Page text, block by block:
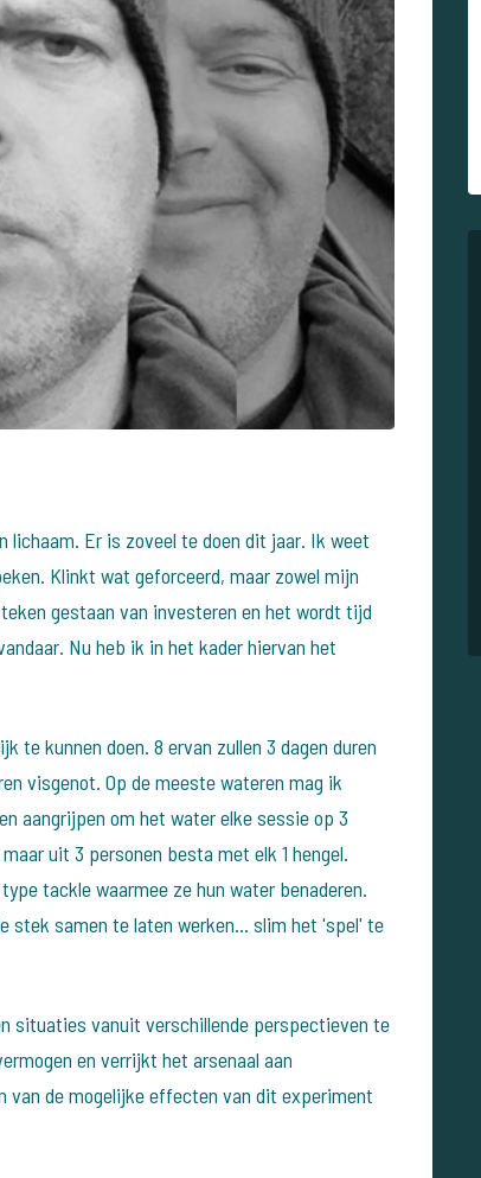
Er is zoveel te doen dit jaar. Ik weet
Klinkt wat geforceerd, maar zowel mijn
gestaan van investeren en het wordt tijd
Nu heb ik in het kader hiervan het
te kunnen doen. 8 ervan zullen 3 dagen duren
visgenot. Op de meeste wateren mag ik
aangrijpen om het water elke sessie op 3
uit 3 personen besta met elk 1 hengel.
tackle waarmee ze hun water benaderen.
stek samen te laten werken... slim het 'spel' te
situaties vanuit verschillende perspectieven te
en verrijkt het arsenaal aan
de mogelijke effecten van dit experiment